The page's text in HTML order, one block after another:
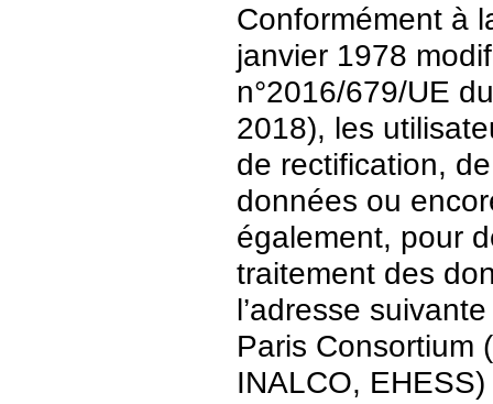
Conformément à
janvier 1978
n°2016/679/UE
2018), les
de rectification,
données ou
également, pour
traitement des
l’adresse
Paris Consortium
INALCO, EHESS)